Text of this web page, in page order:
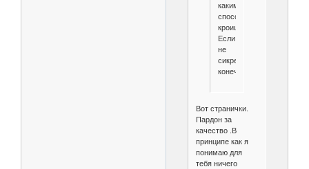
каким
способом
кроиш?
Если
не
сикрет
конечно.
Вот странички.
Пардон за
качество .В
принципе как я
понимаю для
тебя ничего